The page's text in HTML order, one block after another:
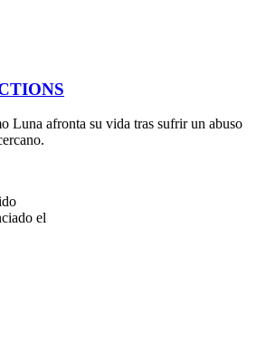
Luna afronta su vida tras sufrir un abuso
el